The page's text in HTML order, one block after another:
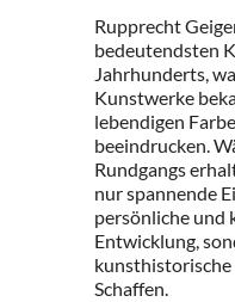
Rupprecht
bedeutendsten
Jahrhunderts,
Kunstwerke
lebendigen
beeindrucken.
Rundgangs
nur spannende
persönliche und
Entwicklung,
kunsthistorische
Schaffen.